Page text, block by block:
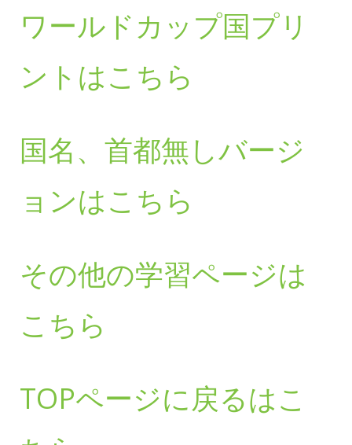
ワールドカップ国プリ
ントはこちら
国名、首都無しバージ
ョンはこちら
その他の学習ページは
こちら
TOPページに戻るはこ